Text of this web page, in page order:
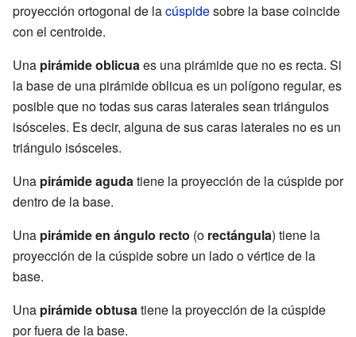
proyección ortogonal de lacúspidesobre la base coincide
con el centroide.
Una pirámide oblicua es una pirámide que no es recta. Si
la base de una pirámide oblicua es un polígono regular, es
posible que no todas sus caras laterales sean triángulos
isósceles. Es decir, alguna de sus caras laterales no es un
triángulo isósceles.
Una pirámide aguda tiene la proyección de la cúspide por
dentro de la base.
Una pirámide en ángulo recto (o rectángula) tiene la
proyección de la cúspide sobre un lado o vértice de la
base.
Una pirámide obtusa tiene la proyección de la cúspide
por fuera de la base.